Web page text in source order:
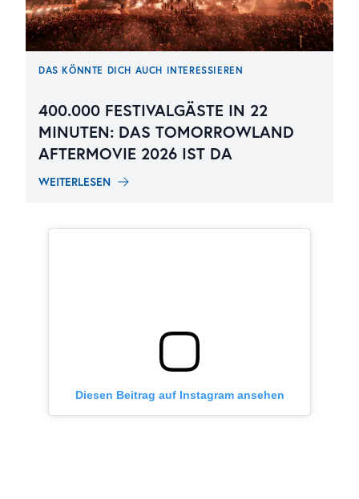
DAS KÖNNTE DICH AUCH INTERESSIEREN
400.000 FESTIVALGÄSTE IN 22
MINUTEN: DAS TOMORROWLAND
AFTERMOVIE 2026 IST DA
WEITERLESEN
Diesen Beitrag auf Instagram ansehen